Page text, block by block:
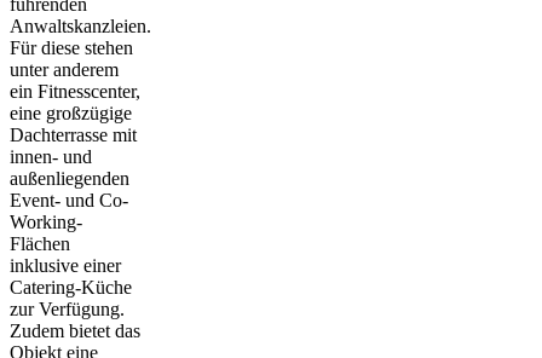
führenden
Anwaltskanzleien.
Für diese stehen
unter anderem
ein Fitnesscenter,
eine großzügige
Dachterrasse mit
innen- und
außenliegenden
Event- und Co-
Working-
Flächen
inklusive einer
Catering-Küche
zur Verfügung.
Zudem bietet das
Objekt eine